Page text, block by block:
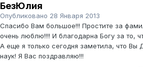
БезЮлия
Опубликовано 28 Января 2013
Спасибо Вам большое!!! Простите за
очень люблю!!!! И благодарна Богу за то,
А еще я только сегодня заметила, что Вы
наук! Я Вас поздравляю!!!